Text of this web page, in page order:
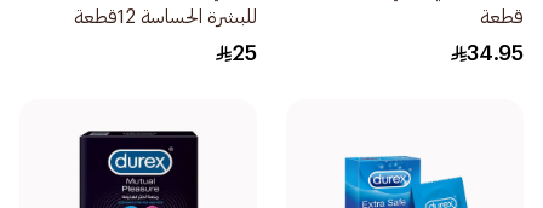
قطعة
34.95
للبشرة الحساسة 12قطعة
25